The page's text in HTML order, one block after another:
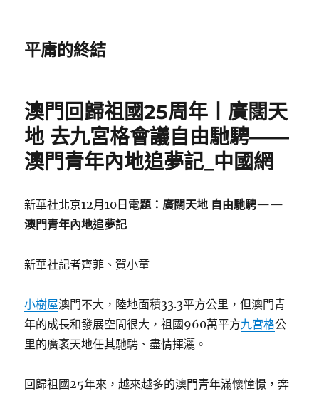
平庸的終結
澳門回歸祖國25周年丨廣闊天
地 去九宮格會議自由馳騁——
澳門青年內地追夢記_中國網
新華社北京12月10日電題：廣闊天地 自由馳騁——
澳門青年內地追夢記
新華社記者齊菲、賀小童
小樹屋澳門不大，陸地面積33.3平方公里，但澳門青
年的成長和發展空間很大，祖國960萬平方九宮格公
里的廣袤天地任其馳騁、盡情揮灑。
回歸祖國25年來，越來越多的澳門青年滿懷憧憬，奔